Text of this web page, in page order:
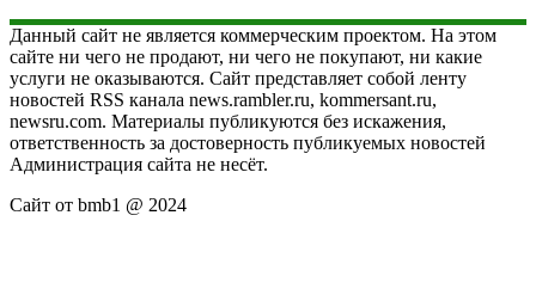
Данный сайт не является коммерческим проектом. На этом
сайте ни чего не продают, ни чего не покупают, ни какие
услуги не оказываются. Сайт представляет собой ленту
новостей RSS канала news.rambler.ru, kommersant.ru,
newsru.com. Материалы публикуются без искажения,
ответственность за достоверность публикуемых новостей
Администрация сайта не несёт.
Сайт от bmb1 @ 2024